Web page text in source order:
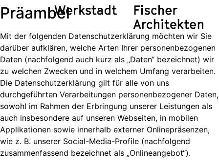
Zum
Inhalt
springen
Präambel
Mit der folgenden Datenschutzerklärung möchten wir Sie
darüber aufklären, welche Arten Ihrer personenbezogenen
Daten (nachfolgend auch kurz als „Daten“ bezeichnet) wir
zu welchen Zwecken und in welchem Umfang verarbeiten.
Die Datenschutzerklärung gilt für alle von uns
durchgeführten Verarbeitungen personenbezogener Daten,
sowohl im Rahmen der Erbringung unserer Leistungen als
auch insbesondere auf unseren Webseiten, in mobilen
Applikationen sowie innerhalb externer Onlinepräsenzen,
wie z. B. unserer Social-Media-Profile (nachfolgend
zusammenfassend bezeichnet als „Onlineangebot“).